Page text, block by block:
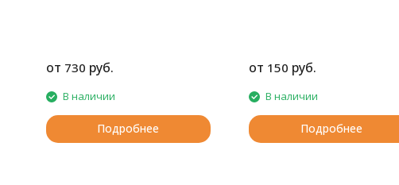
от 730 руб.
В наличии
Подробнее
от 150 руб.
В наличии
Подробнее